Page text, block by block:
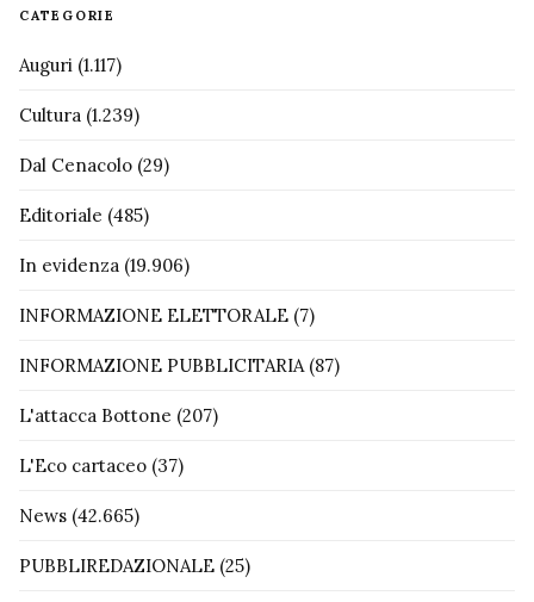
CATEGORIE
Auguri (1.117)
Cultura (1.239)
Dal Cenacolo (29)
Editoriale (485)
In evidenza (19.906)
INFORMAZIONE ELETTORALE (7)
INFORMAZIONE PUBBLICITARIA(87)
L'attacca Bottone (207)
L'Eco cartaceo (37)
News (42.665)
PUBBLIREDAZIONALE (25)